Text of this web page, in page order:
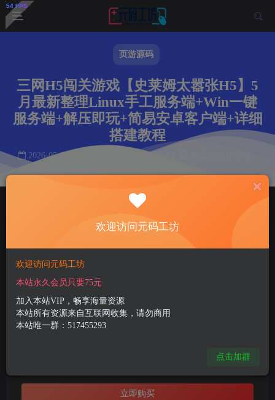
页游源码
三网H5闯关游戏【史莱姆太嚣张H5】5
月最新整理Linux手工服务端+Win一键
服务端+解压即玩+简易安卓客户端+详细
搭建教程
2026-05-08
此内容为付费资源，请付费后查看
立即购买
付费资源
欢迎访问元码工坊
欢迎访问元码工坊
本站永久会员只要75元
加入本站VIP，畅享海量资源
本站所有资源来自互联网收集，请勿商用
本站唯一群：517455293
点击加群